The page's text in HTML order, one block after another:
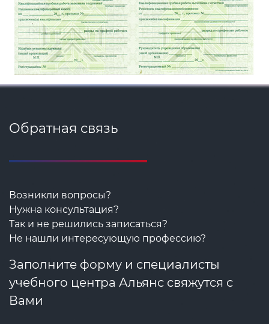
Обратная связь
Возникли вопросы?
Нужна консультация?
Так и не решились записаться?
Не нашли интересующую профессию?
Заполните форму и специалисты
учебного центра Альянс свяжутся с
Вами